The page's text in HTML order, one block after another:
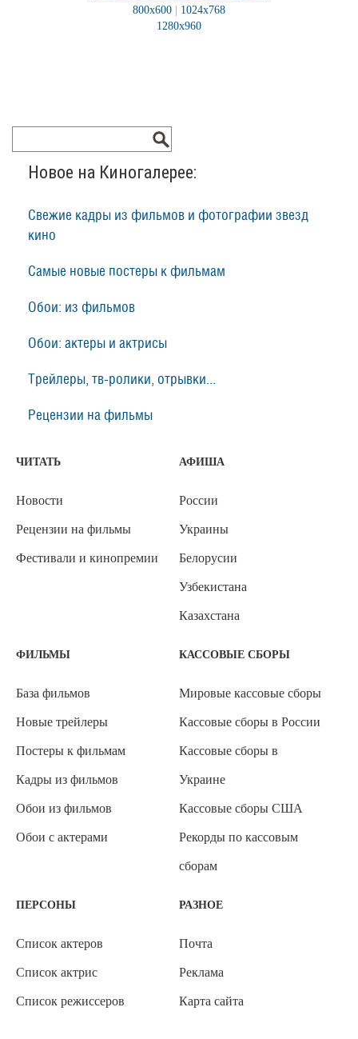
800x600 | 1024x768
1280x960
Новое на Киногалерее:
Свежие кадры из фильмов и фотографии звезд
кино
Самые новые постеры к фильмам
Обои: из фильмов
Обои: актеры и актрисы
Трейлеры, тв-ролики, отрывки...
Рецензии на фильмы
ЧИТАТЬ
Новости
Рецензии на фильмы
Фестивали и кинопремии
АФИША
России
Украины
Белорусии
Узбекистана
Казахстана
ФИЛЬМЫ
База фильмов
Новые трейлеры
Постеры к фильмам
Кадры из фильмов
Обои из фильмов
Обои с актерами
КАССОВЫЕ СБОРЫ
Мировые кассовые сборы
Кассовые сборы в России
Кассовые сборы в
Украине
Кассовые сборы США
Рекорды по кассовым
сборам
ПЕРСОНЫ
Список актеров
Список актрис
Список режиссеров
РАЗНОЕ
Почта
Реклама
Карта сайта